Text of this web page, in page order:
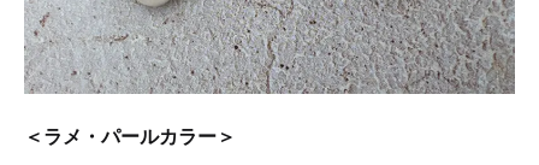
＜ラメ・パールカラー＞